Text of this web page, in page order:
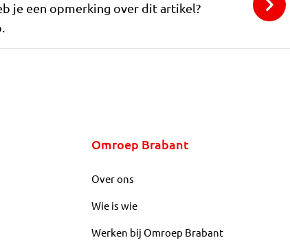
je een opmerking over dit artikel?
Omroep Brabant
Over ons
Wie is wie
Werken bij Omroep Brabant